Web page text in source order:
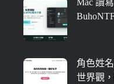
角色姓
世界觀